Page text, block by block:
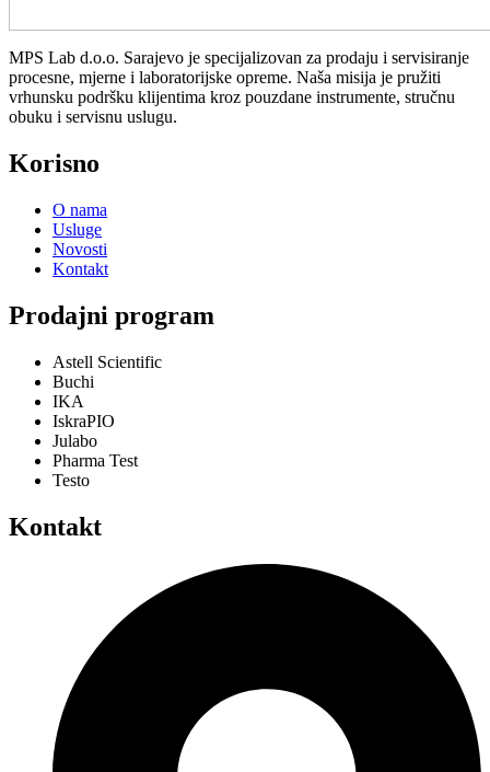
MPS Lab d.o.o. Sarajevo je specijalizovan za prodaju i servisiranje
procesne, mjerne i laboratorijske opreme. Naša misija je pružiti
vrhunsku podršku klijentima kroz pouzdane instrumente, stručnu
obuku i servisnu uslugu.
Korisno
O nama
Usluge
Novosti
Kontakt
Prodajni program
Astell Scientific
Buchi
IKA
IskraPIO
Julabo
Pharma Test
Testo
Kontakt